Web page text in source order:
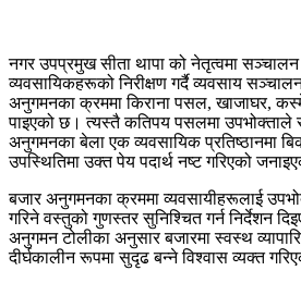
नगर उपप्रमुख सीता थापा को नेतृत्वमा सञ्चालन
व्यवसायिकहरूको निरीक्षण गर्दै व्यवसाय
अनुगमनका क्रममा किराना पसल, खाजाघर,
पाइएको छ। त्यस्तै कतिपय पसलमा उपभोक्ताले
अनुगमनका बेला एक व्यवसायिक प्रतिष्ठानमा
उपस्थितिमा उक्त पेय पदार्थ नष्ट गरिएको
बजार अनुगमनका क्रममा व्यवसायीहरूलाई
गरिने वस्तुको गुणस्तर सुनिश्चित गर्न निर्देशन
अनुगमन टोलीका अनुसार बजारमा स्वस्थ
दीर्घकालीन रूपमा सुदृढ बन्ने विश्वास व्यक्त